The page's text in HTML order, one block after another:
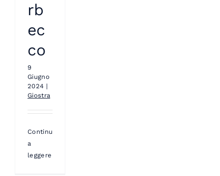
rb
ec
co
9
Giugno
2024 |
Giostra
Continua
a
leggere